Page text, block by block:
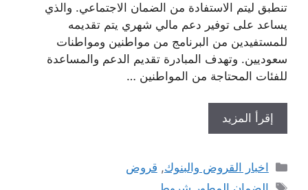
تنطبق ليتم الاستفادة من الضمان الاجتماعي. والذي
يساعد على توفير دعم مالي شهري يتم تقديمه
للمستفيدين من البرنامج من مواطنين ومواطنات
سعوديين. وتهدف المبادرة تقديم الدعم والمساعدة
للفئات المحتاجة من المواطنين …
إقرأ المزيد
التصنيفات
اخبار القروض والبنوك, قروض
الوسوم